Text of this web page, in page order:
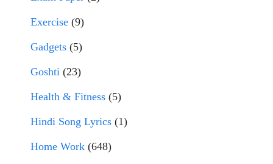
Exercise (9)
Gadgets (5)
Goshti (23)
Health & Fitness (5)
Hindi Song Lyrics (1)
Home Work (648)